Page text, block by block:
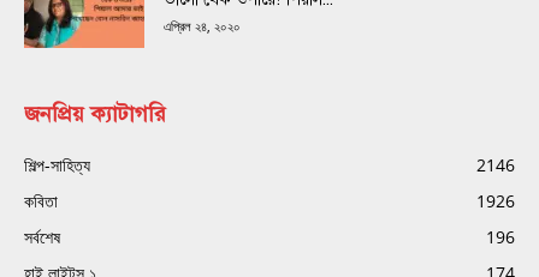
এপ্রিল ২৪, ২০২০
জনপ্রিয় ক্যাটাগরি
শিল্প-সাহিত্য
2146
কবিতা
1926
সর্বশেষ
196
হাই লাইটস ১
174